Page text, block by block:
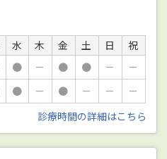
水 木 金 土 日
祝
● － ● ● －
－
● － ● － －
－
診療時間の詳細はこちら